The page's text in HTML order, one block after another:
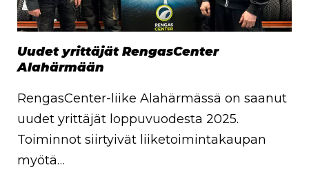
Uudet yrittäjät RengasCenter
Alahärmään
RengasCenter-liike Alahärmässä on saanut
uudet yrittäjät loppuvuodesta 2025.
Toiminnot siirtyivät liiketoimintakaupan
myötä…